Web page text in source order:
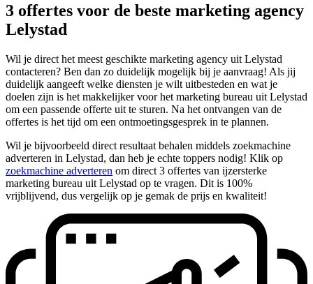
3 offertes voor de beste marketing agency
Lelystad
Wil je direct het meest geschikte marketing agency uit Lelystad
contacteren? Ben dan zo duidelijk mogelijk bij je aanvraag! Als jij
duidelijk aangeeft welke diensten je wilt uitbesteden en wat je
doelen zijn is het makkelijker voor het marketing bureau uit Lelystad
om een passende offerte uit te sturen. Na het ontvangen van de
offertes is het tijd om een ontmoetingsgesprek in te plannen.
Wil je bijvoorbeeld direct resultaat behalen middels zoekmachine
adverteren in Lelystad, dan heb je echte toppers nodig! Klik op
zoekmachine adverteren om direct 3 offertes van ijzersterke
marketing bureau uit Lelystad op te vragen. Dit is 100%
vrijblijvend, dus vergelijk op je gemak de prijs en kwaliteit!